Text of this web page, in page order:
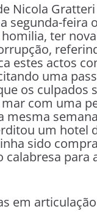
Nicola
segunda-feira
ter
estes actos
uma
os culpados
com uma
mesma
um hotel
sido
calabresa para
em